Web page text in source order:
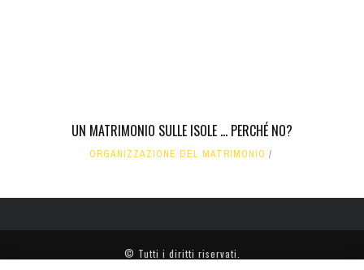
UN MATRIMONIO SULLE ISOLE ... PERCHÉ NO?
ORGANIZZAZIONE DEL MATRIMONIO
© Tutti i diritti riservati.